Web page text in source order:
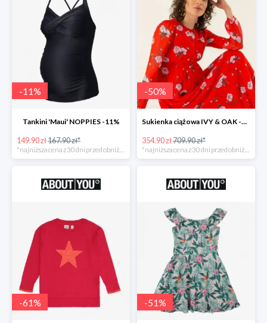
-11%
Tankini 'Maui' NOPPIES -11%
149.90 zł167.90 zł*
*najniższa cena z 30 dni przed obniżką
-50%
Sukienka ciążowa IVY & OAK -50%
354.90 zł709.90 zł*
*najniższa cena z 30 dni przed obniżką
-61% -51%